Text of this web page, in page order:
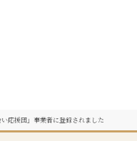
応援団」事業者に登録されました